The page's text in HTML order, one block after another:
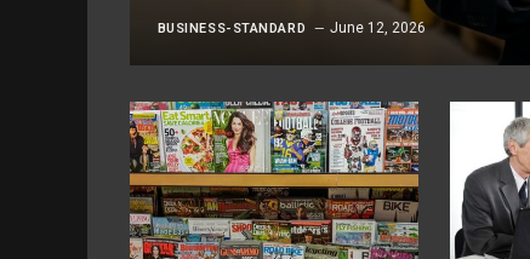
BUSINESS-STANDARD June 12, 2026